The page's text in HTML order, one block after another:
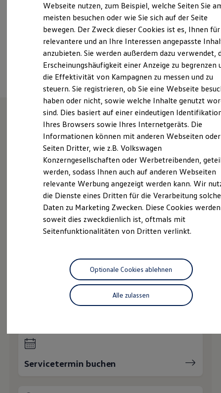
Laden
Laden unterwegs
Laden Zuhause
Ladestationen finden
Ladezeitensimulator
Batterie
Sicherheit
Garantie und Lebensdauer
Nachhaltigkeit
Technologie
Kosten und Kauf
Verbrauchskosten
Kaufoptionen
E-Auto-Förderung
Software und Konnektivität
ID. Software Versionen und Updates
Digitale Extras
Schnittstellen zu Ihrem ID.
Hybridautos
Marke und Erlebnis
Volkswagen R und R Experience
R-Modelle
Driving Experience
Volkswagen entdecken
Lifestyle Shop
T-Roc Kollektion
Golf Kollektion
ID. Kollektion
Volkswagen Kollektion
R-Kollektion
Besitzer und Service
Software Updates
info-sorg@gelderundsorg.de
+49 9531 92280
Ansprechpartner
Unsere Leistungenim
Überblick
Gebrauchtwagen
Service
Volkswagen Economy
Service
Wie können wir
Ihnen weiterhelfen?
Servicetermin buchen
Webseite nutzen, zum Beispiel, welche Seiten Sie
meisten besuchen oder wie Sie sich auf der Seite
bewegen. Der Zweck dieser Cookies ist es, Ihnen für
relevantere und an Ihre Interessen angepasste
anzubieten. Sie werden außerdem dazu verwendet,
Erscheinungshäufigkeit einer Anzeige zu begrenzen
die Effektivität von Kampagnen zu messen und zu
steuern. Sie registrieren, ob Sie eine Webseite
haben oder nicht, sowie welche Inhalte genutzt
sind. Dies basiert auf einer eindeutigen
Ihres Browsers sowie Ihres Internetgeräts. Die
Informationen können mit anderen Webseiten oder
Seiten Dritter, wie z.B. Volkswagen
Konzerngesellschaften oder Werbetreibenden,
werden, sodass Ihnen auch auf anderen Webseiten
relevante Werbung angezeigt werden kann. Wir
die Dienste eines Dritten für die Verarbeitung
Daten zu Marketing Zwecken. Diese Cookies
soweit dies zweckdienlich ist, oftmals mit
Seitenfunktionalitäten von Dritten verlinkt.
Alle zulassen
Optionale Cookies ablehnen